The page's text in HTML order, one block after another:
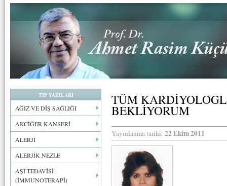
TIP YAZILARI
AĞIZ VE DİŞ SAĞLIĞI
AKCİĞER KANSERİ
ALERJİ
ALERJİK NEZLE
AŞI TEDAVİSİ
(İMMUNOTERAPİ)
TÜM
BEKLİYORUM
Yayınlanma tarihi: 22 Ekim 2011